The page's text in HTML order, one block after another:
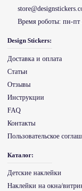
Время роботы: пн-пт
Design Stickers:
Доставка и оплата
Статьи
Отзывы
Инструкции
FAQ
Контакты
Пользовательское
Каталог:
Детские наклейки
Наклейки на окна/